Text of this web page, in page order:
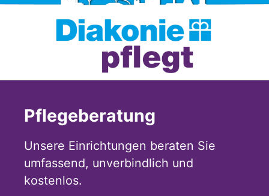
Pflegeberatung
Unsere Einrichtungen beraten Sie
umfassend, unverbindlich und
kostenlos.